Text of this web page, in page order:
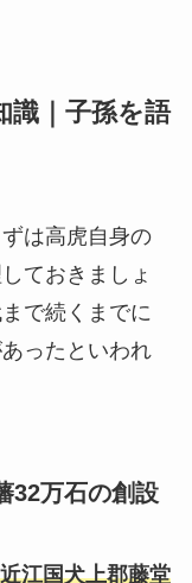
識｜子孫を語
は高虎自身の
ておきましょ
で続くまでに
ったといわれ
32万石の創設
江国犬上郡藤堂